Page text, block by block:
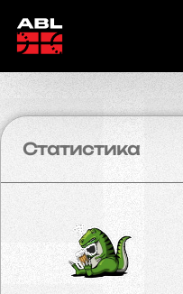
Статистика